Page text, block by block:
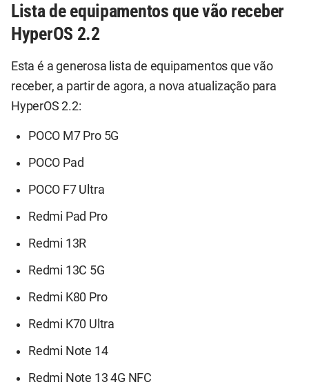
Lista de equipamentos que vão receber
HyperOS 2.2
Esta é a generosa lista de equipamentos que vão
receber, a partir de agora, a nova atualização para
HyperOS 2.2:
POCO M7 Pro 5G
POCO Pad
POCO F7 Ultra
Redmi Pad Pro
Redmi 13R
Redmi 13C 5G
Redmi K80 Pro
Redmi K70 Ultra
Redmi Note 14
Redmi Note 13 4G NFC